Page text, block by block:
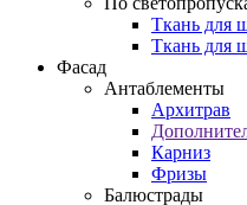
Ткань для
Ткань для
Фасад
Антаблементы
Архитрав
Карниз
Фризы
Балюстрады